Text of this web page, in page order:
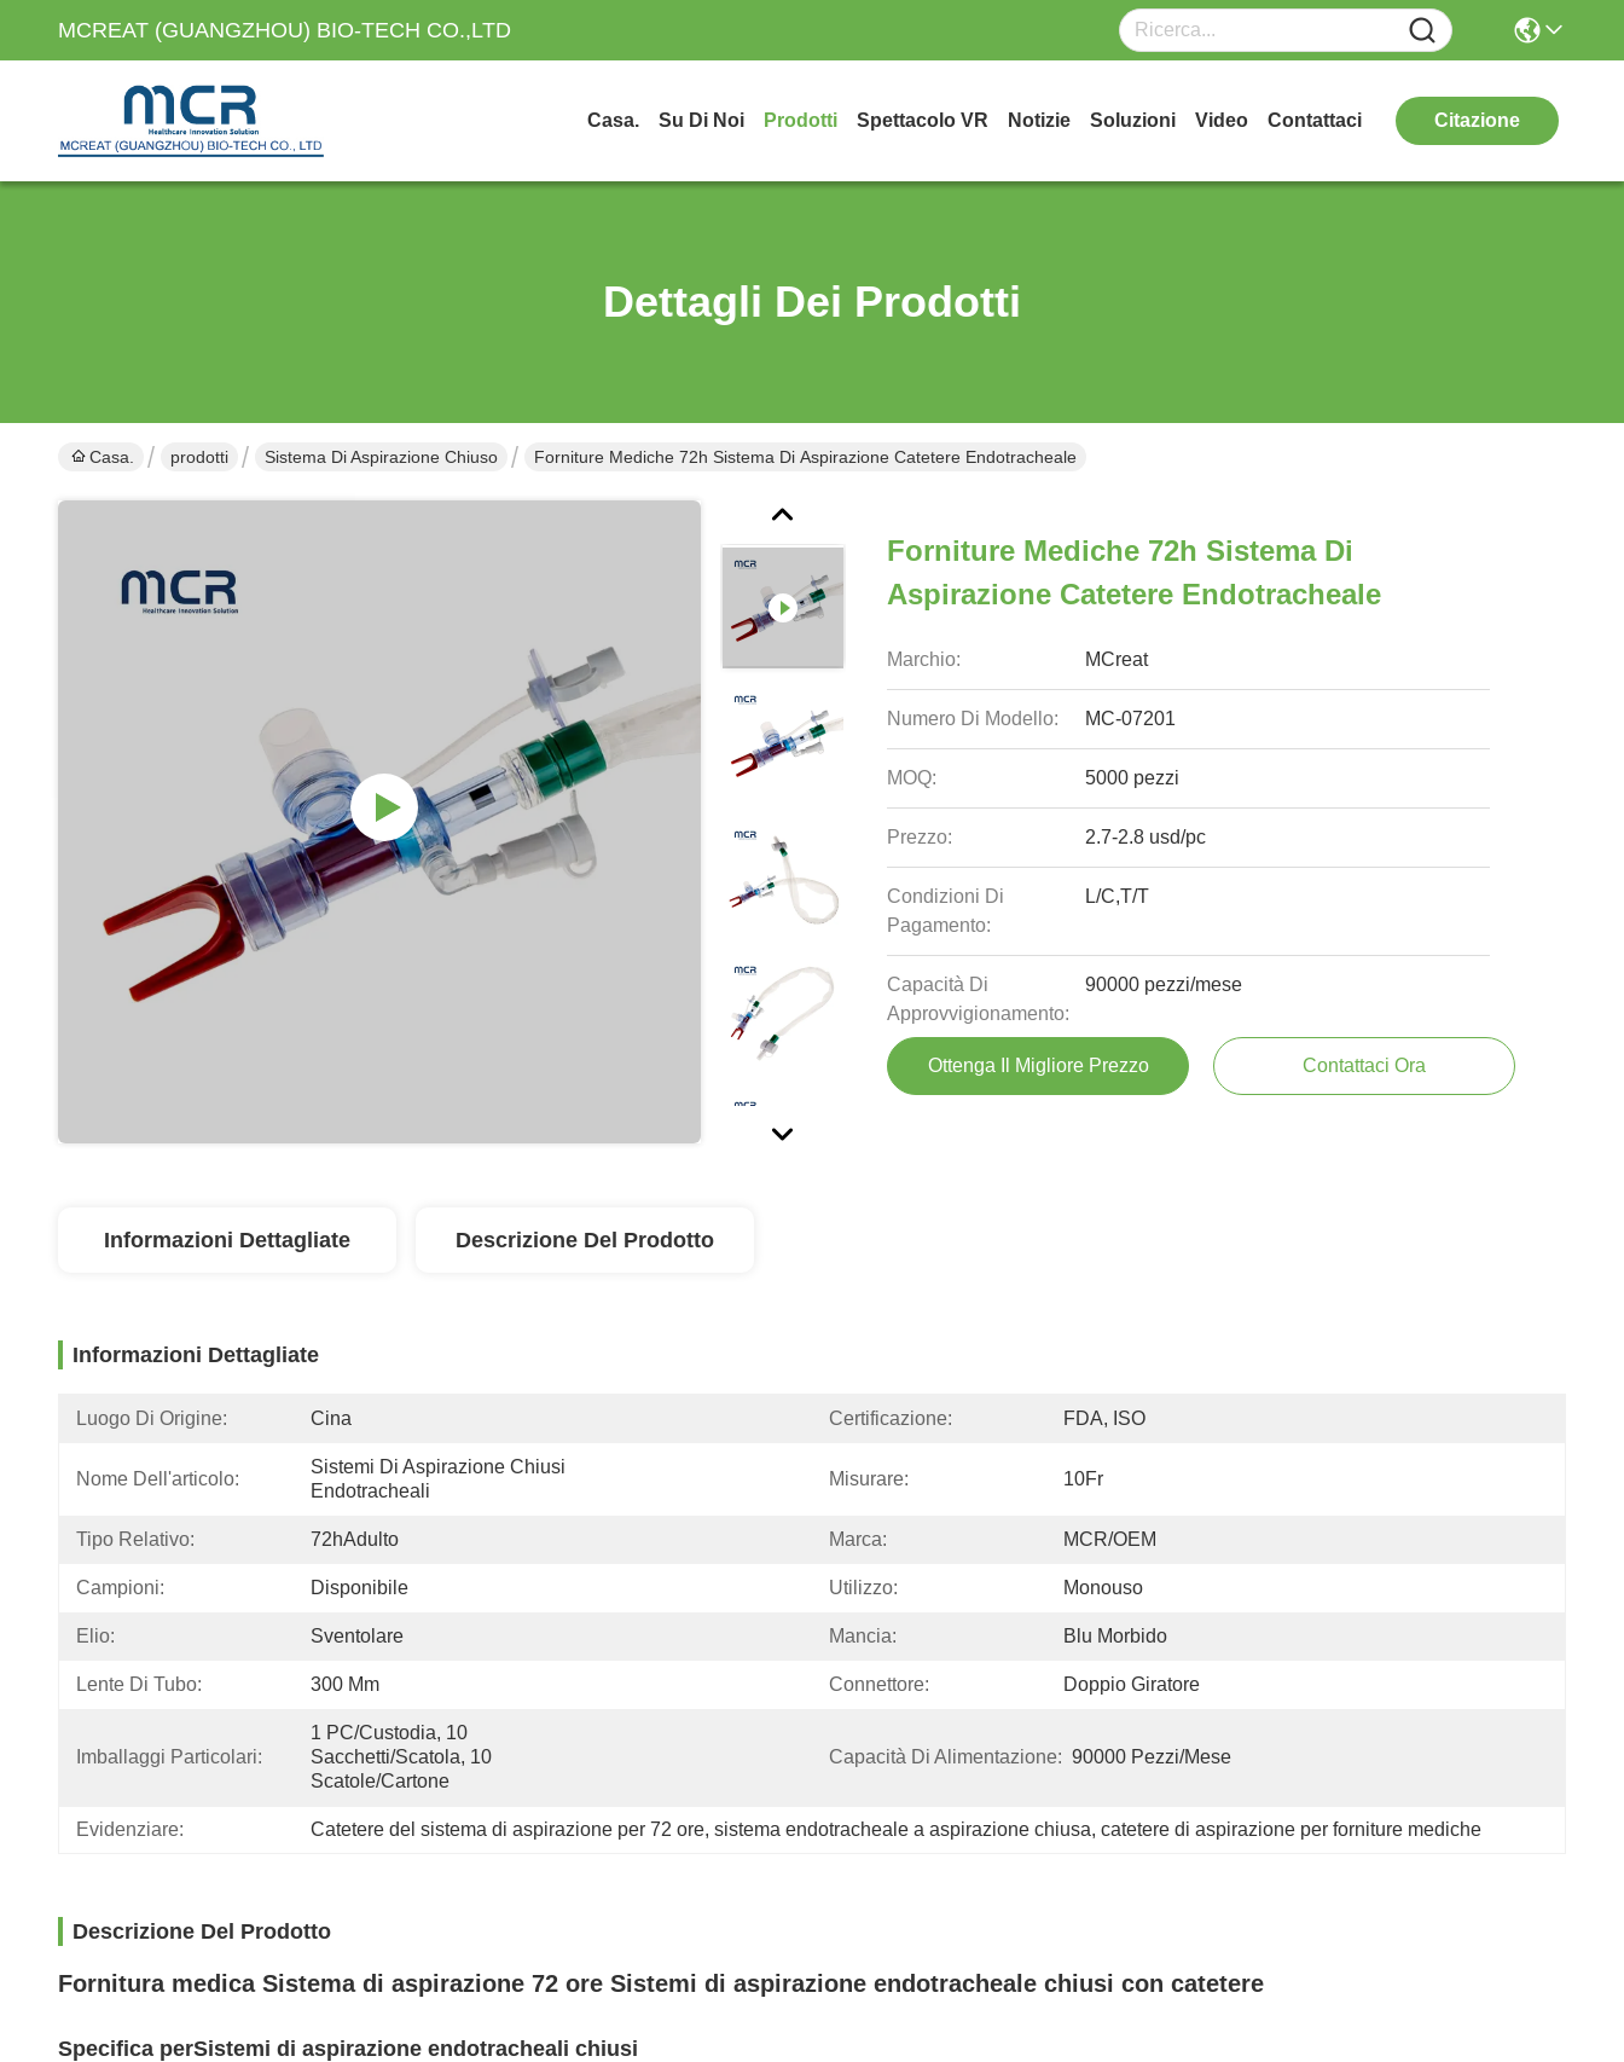
MCREAT (GUANGZHOU) BIO-TECH CO.,LTD
Casa. Su Di Noi Prodotti Spettacolo VR Notizie Soluzioni Video Contattaci Citazione
Dettagli Dei Prodotti
Casa. prodotti Sistema Di Aspirazione Chiuso Forniture Mediche 72h Sistema Di Aspirazione Catetere Endotracheale
Forniture Mediche 72h Sistema Di
Aspirazione Catetere Endotracheale
Marchio: MCreat
Numero Di Modello: MC-07201
MOQ: 5000 pezzi
Prezzo: 2.7-2.8 usd/pc
Condizioni Di
Pagamento:
L/C,T/T
Capacità Di
Approvvigionamento:
90000 pezzi/mese
Ottenga Il Migliore Prezzo Contattaci Ora
Informazioni Dettagliate Descrizione Del Prodotto
Informazioni Dettagliate
Luogo Di Origine: Cina Certificazione: FDA, ISO
Nome Dell'articolo:
Sistemi Di Aspirazione Chiusi
Endotracheali
Misurare: 10Fr
Tipo Relativo: 72hAdulto Marca: MCR/OEM
Campioni: Disponibile Utilizzo: Monouso
Elio: Sventolare Mancia: Blu Morbido
Lente Di Tubo: 300 Mm Connettore: Doppio Giratore
Imballaggi Particolari:
1 PC/Custodia, 10
Sacchetti/scatola, 10
Scatole/cartone
Capacità Di Alimentazione: 90000 Pezzi/mese
Evidenziare: Catetere del sistema di aspirazione per 72 ore, sistema endotracheale a aspirazione chiusa, catetere di aspirazione per forniture mediche
Descrizione Del Prodotto
Fornitura medica Sistema di aspirazione 72 ore Sistemi di aspirazione endotracheale chiusi con catetere
Specifica perSistemi di aspirazione endotracheali chiusi